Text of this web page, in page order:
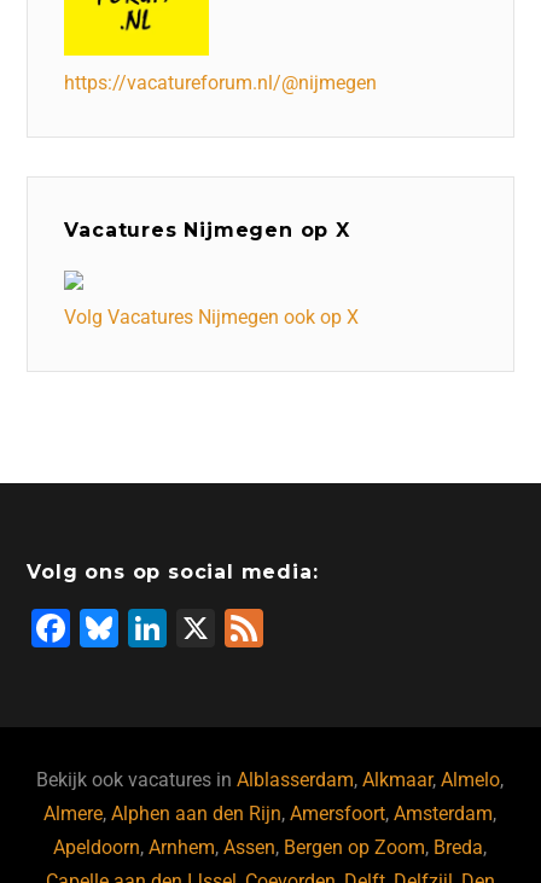
https://vacatureforum.nl/@nijmegen
Vacatures Nijmegen op X
Volg Vacatures Nijmegen ook op X
Volg ons op social media:
F
b
o
o
Bl
ky
Li
dI
n
X
Bekijk ook vacatures inAlblasserdam,Alkmaar,Almelo,
Almere,Alphen aan den Rijn,Amersfoort,Amsterdam,
Apeldoorn,Arnhem,Assen, Bergen op Zoom, Breda,